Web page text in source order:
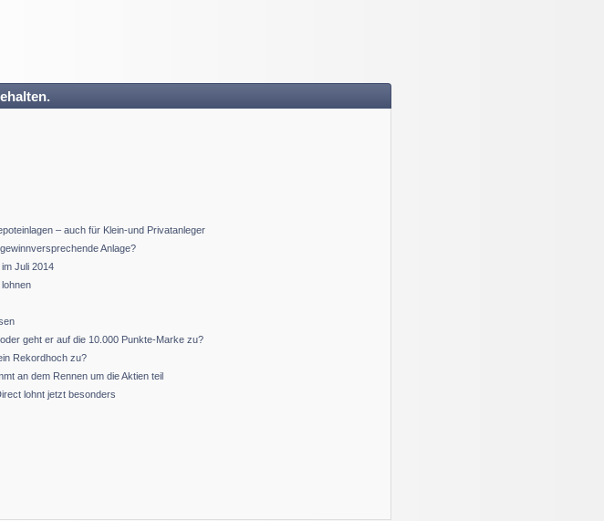
– auch für Klein-und Privatanleger
Anlage?
Juli 2014
geht er auf die 10.000 Punkte-Marke zu?
Rekordhoch zu?
an dem Rennen um die Aktien teil
lohnt jetzt besonders